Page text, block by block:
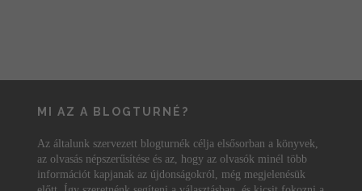
MI AZ A BLOGTURNÉ?
Az általunk szervezett blogturnék célja elsősorban a könyvek,
az olvasás népszerűsítése és az, hogy az olvasók minél több
információt kapjanak az újdonságokról, még megjelenésük